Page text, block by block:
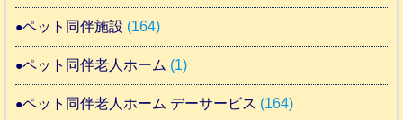
ペット同伴施設 (164)
ペット同伴老人ホーム (1)
ペット同伴老人ホーム デーサービス (164)